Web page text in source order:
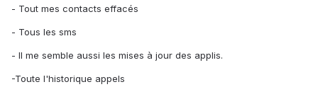
- Tout mes contacts effacés
- Tous les sms
- Il me semble aussi les mises à jour des applis.
-Toute l'historique appels